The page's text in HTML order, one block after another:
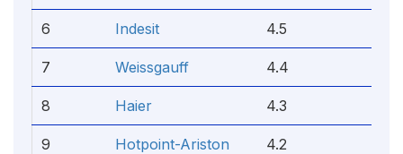
6 Indesit 4.5
7 Weissgauff 4.4
8 Haier 4.3
9 Hotpoint-Ariston 4.2